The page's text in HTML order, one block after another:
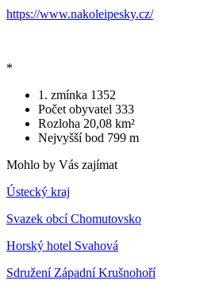
https://www.nakoleipesky.cz/
*
1. zmínka 1352
Počet obyvatel 333
Rozloha 20,08 km²
Nejvyšší bod 799 m
Mohlo by Vás zajímat
Ústecký kraj
Svazek obcí Chomutovsko
Horský hotel Svahová
Sdružení Západní Krušnohoří